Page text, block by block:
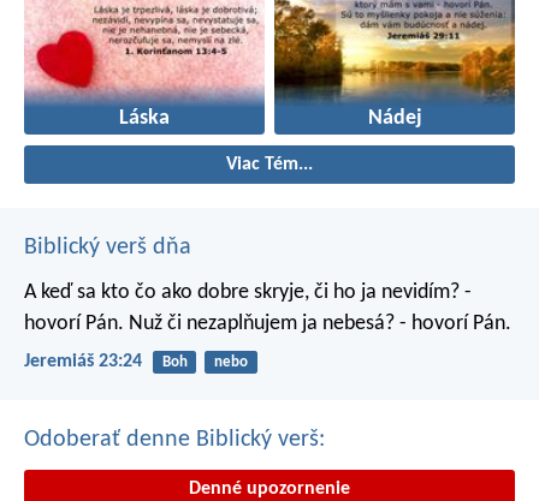
Láska Nádej
Viac Tém...
Biblický verš dňa
A keď sa kto čo ako dobre skryje, či ho ja nevidím? -
hovorí Pán. Nuž či nezaplňujem ja nebesá? - hovorí Pán.
Jeremiáš 23:24 Boh nebo
Odoberať denne Biblický verš:
Denné upozornenie